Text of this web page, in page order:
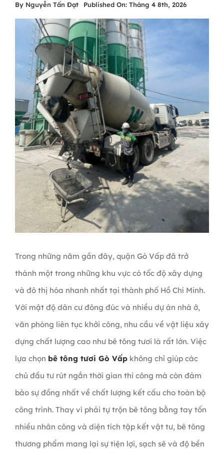
By Nguyễn Tấn Đạt Published On: Tháng 4 8th, 2026
Trong những năm gần đây, quận Gò Vấp đã trở
thành một trong những khu vực có tốc độ xây dựng
và đô thị hóa nhanh nhất tại thành phố Hồ Chí Minh.
Với mật độ dân cư đông đúc và nhiều dự án nhà ở,
văn phòng liên tục khởi công, nhu cầu về vật liệu xây
dựng chất lượng cao như bê tông tươi là rất lớn. Việc
lựa chọn bê tông tươi Gò Vấpkhông chỉ giúp các
chủ đầu tư rút ngắn thời gian thi công mà còn đảm
bảo sự đồng nhất về chất lượng kết cấu cho toàn bộ
công trình. Thay vì phải tự trộn bê tông bằng tay tốn
nhiều nhân công và diện tích tập kết vật tư, bê tông
thương phẩm mang lại sự tiện lợi, sạch sẽ và độ bền